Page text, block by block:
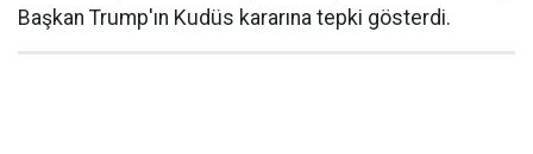
Başkan Trump'ın Kudüs kararına tepki gösterdi.